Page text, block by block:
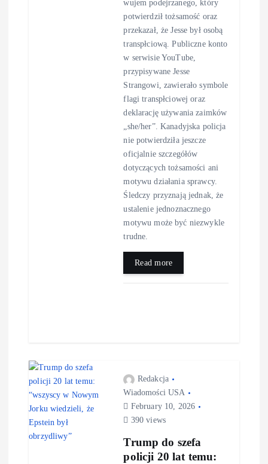
wujem podejrzanego, który
potwierdził tożsamość oraz
przekazał, że Jesse był osobą
transpłciową. Publiczne konto
w serwisie YouTube,
przypisywane Jesse
Strangowi, zawierało symbole
flagi transpłciowej oraz
deklarację używania zaimków
„she/her”. Kanadyjska policja
nie potwierdziła jeszcze
oficjalnie szczegółów
dotyczących tożsamości ani
motywu działania sprawcy.
Śledczy przyznają jednak, że
ustalenie jednoznacznego
motywu może być niezwykle
trudne.
Read more
Redakcja
Wiadomości USA
February 10, 2026
390 views
Trump do szefa
policji 20 lat temu: